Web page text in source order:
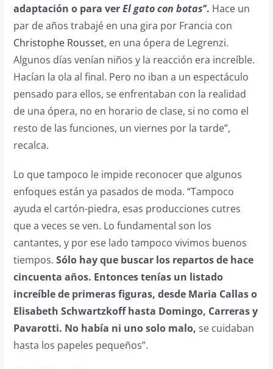
adaptación o para verEl gato con botas’’. Hace un
par de años trabajé en una gira por Francia con
Christophe Rousset, en una ópera de Legrenzi.
Algunos días venían niños y la reacción era increíble.
Hacían la ola al final. Pero no iban a un espectáculo
pensado para ellos, se enfrentaban con la realidad
de una ópera, no en horario de clase, si no como el
resto de las funciones, un viernes por la tarde”,
recalca.
Lo que tampoco le impide reconocer que algunos
enfoques están ya pasados de moda. “Tampoco
ayuda el cartón-piedra, esas producciones cutres
que a veces se ven. Lo fundamental son los
cantantes, y por ese lado tampoco vivimos buenos
tiempos. Sólo hay que buscar los repartos de hace
cincuenta años. Entonces tenías un listado
increíble de primeras figuras, desde Maria Callas o
Elisabeth Schwartzkoff hasta Domingo, Carreras y
Pavarotti. No había ni uno solo malo, se cuidaban
hasta los papeles pequeños”.